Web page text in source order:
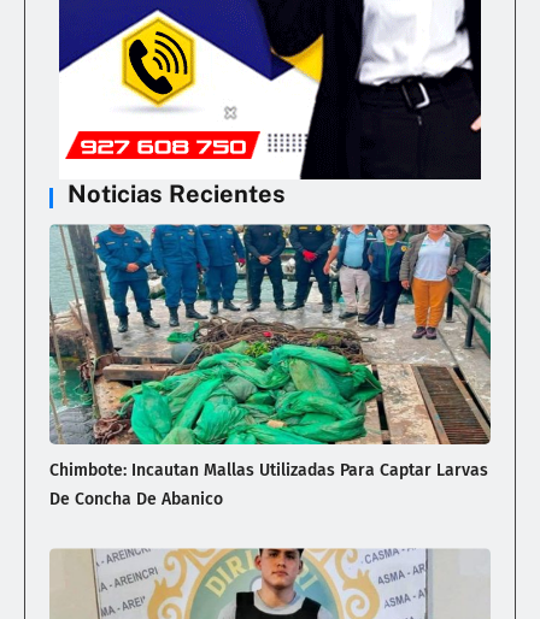
Noticias Recientes
Chimbote: Incautan Mallas Utilizadas Para Captar Larvas
De Concha De Abanico